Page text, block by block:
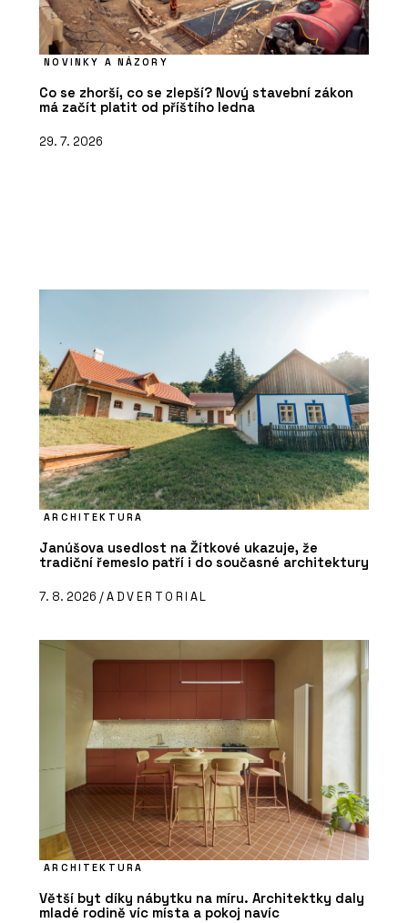
NOVINKY A NÁZORY
Co se zhorší, co se zlepší? Nový stavební zákon
má začít platit od příštího ledna
29. 7. 2026
ARCHITEKTURA
Janúšova usedlost na Žítkové ukazuje, že
tradiční řemeslo patří i do současné architektury
7. 8. 2026 /ADVERTORIAL
ARCHITEKTURA
Větší byt díky nábytku na míru. Architektky daly
mladé rodině víc místa a pokoj navíc